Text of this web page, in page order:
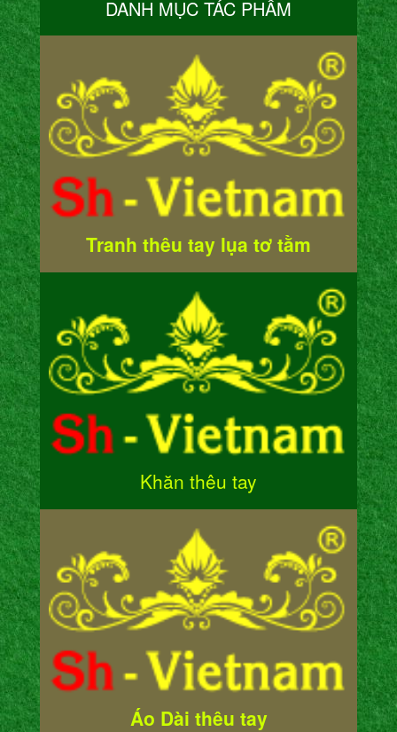
DANH MỤC TÁC PHẨM
Tranh thêu tay lụa tơ tằm
Khăn thêu tay
Áo Dài thêu tay